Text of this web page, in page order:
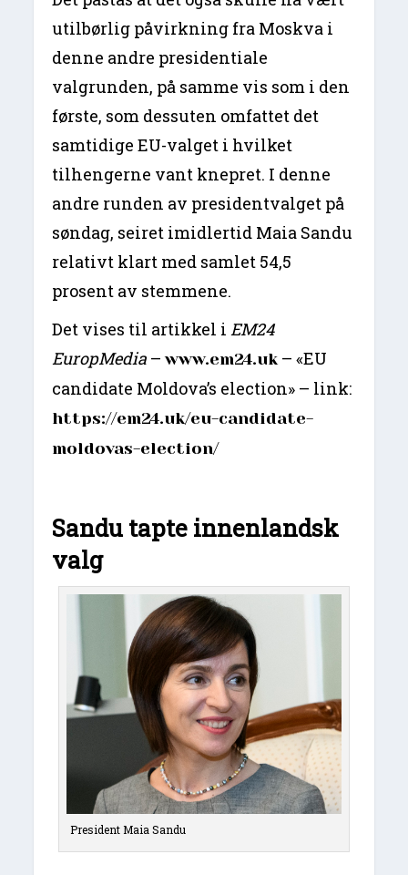
utilbørlig påvirkning fra Moskva i
denne andre presidentiale
valgrunden, på samme vis som i den
første, som dessuten omfattet det
samtidige EU-valget i hvilket
tilhengerne vant knepret. I denne
andre runden av presidentvalget på
søndag, seiret imidlertid Maia Sandu
relativt klart med samlet 54,5
prosent av stemmene.
Det vises til artikkel iEM24
EuropMedia –www.em24.uk– «EU
candidate Moldova’s election» – link:
https://em24.uk/eu-candidate-
moldovas-election/
Sandu tapte innenlandsk
valg
President Maia Sandu